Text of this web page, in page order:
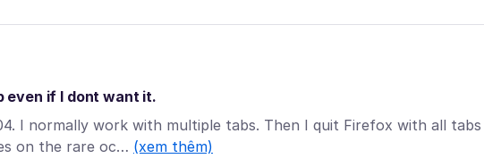
even if I dont want it.
I normally work with multiple tabs. Then I quit Firefox with all tabs
on the rare oc… (xem thêm)